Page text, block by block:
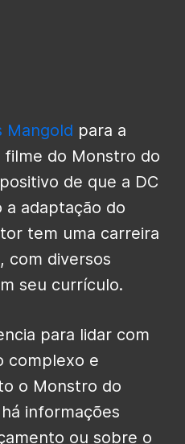
Mangold para a
do Monstro do
de que a DC
a adaptação do
tem uma carreira
com diversos
seu currículo.
para lidar com
complexo e
o Monstro do
informações
ou sobre o